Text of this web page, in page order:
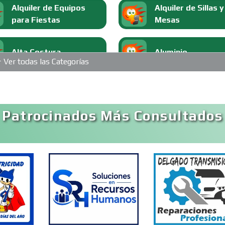
Alquiler de Equipos
para Fiestas
Alquiler de Sillas y
Mesas
Alta Costura Aluminio
Aparatos y Equipos
Artesanías Artículos de
Artículos Deportivos Artículos
Ver todas las Categorías
Más Consultados